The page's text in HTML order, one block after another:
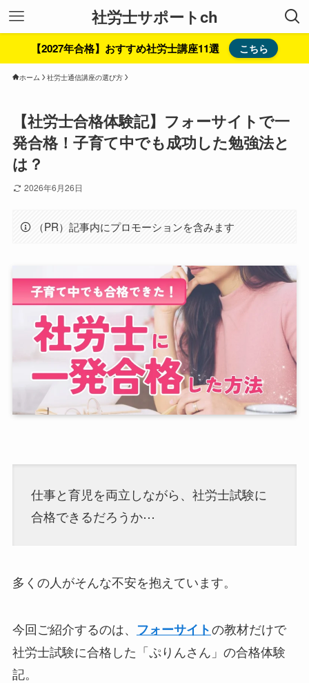
社労士サポートch
【2027年合格】おすすめ社労士講座11選 こちら
ホーム 社労士通信講座の選び方
【社労士合格体験記】フォーサイトで一
発合格！子育て中でも成功した勉強法と
は？
2026年6月26日
（PR）記事内にプロモーションを含みます
仕事と育児を両立しながら、社労士試験に
合格できるだろうか⋯
多くの人がそんな不安を抱えています。
今回ご紹介するのは、 フォーサイトの教材だけで
社労士試験に合格した「ぷりんさん」の合格体験
記。